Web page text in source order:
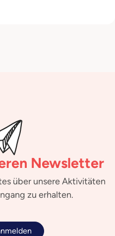
Newsletter
über unsere Aktivitäten
zu erhalten.